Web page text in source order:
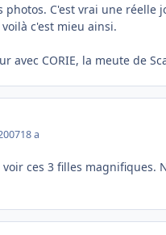
photos. C'est vrai une
voilà c'est mieu ainsi.
avec CORIE, la meute de
18 a
voir ces 3 filles